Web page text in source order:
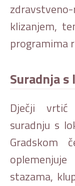
klizanjem,
programima
Suradnja
Dječji vrtić
suradnju s
Gradskom
stazama,